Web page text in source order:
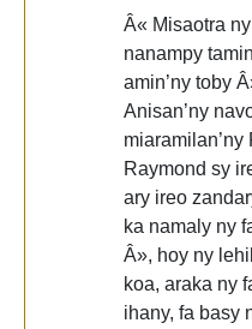
Â« Misaotra
nanampy
amin’ny toby
Anisan’ny
miaramilan’ny
Raymond sy
ary ireo
ka namaly ny
Â», hoy ny
koa, araka ny
ihany, fa basy